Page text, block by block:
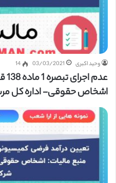
وحید اکبری 03/03/2021
14
اشخاص حقوقی- اداره کل